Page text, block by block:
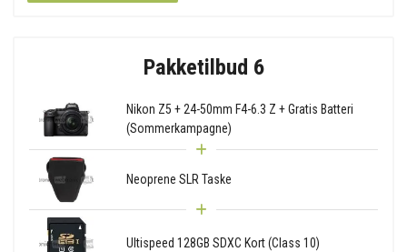
Pakketilbud 6
Nikon Z5 + 24-50mm F4-6.3 Z + Gratis Batteri
(Sommerkampagne)
Neoprene SLR Taske
Ultispeed 128GB SDXC Kort (Class 10)